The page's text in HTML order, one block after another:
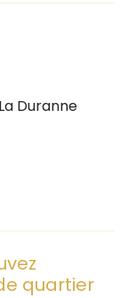
Duranne
quartier